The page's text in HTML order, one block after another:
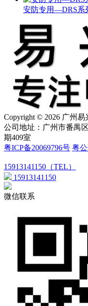
安防专用—DRS系
Copyright © 2026 广州
公司地址：广州市番禺
期409室
粤ICP备20069796号 粤
15913141150（TEL）
15913141150
微信联系